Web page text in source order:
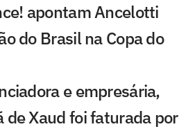
apontam Ancelotti
do Brasil na Copa do
e empresária,
de Xaud foi faturada por